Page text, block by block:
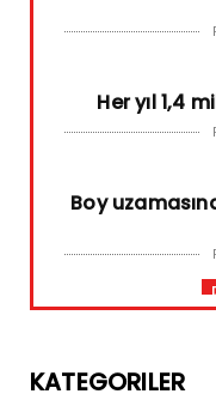
Her yıl 1,4
Boy
KATEGORILER